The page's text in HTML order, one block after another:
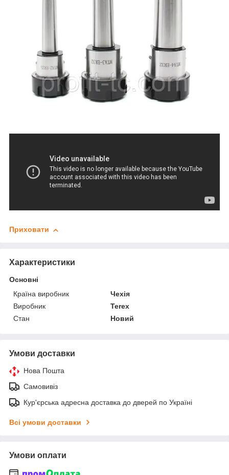
Приховати
Характеристики
Основні
Країна виробник
Чехія
Виробник
Terex
Стан
Новий
Умови доставки
Нова Пошта
Самовивіз
Кур'єрська адресна доставка до дверей по Україні
Всі умови доставки
Умови оплати